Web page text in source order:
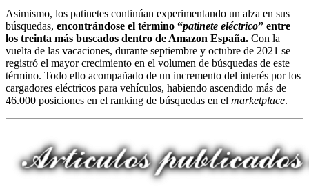
Asimismo, los patinetes continúan experimentando un alza en sus
búsquedas, encontrándose el término “patinete eléctrico” entre
los treinta más buscados dentro de Amazon España. Con la
vuelta de las vacaciones, durante septiembre y octubre de 2021 se
registró el mayor crecimiento en el volumen de búsquedas de este
término. Todo ello acompañado de un incremento del interés por los
cargadores eléctricos para vehículos, habiendo ascendido más de
46.000 posiciones en el ranking de búsquedas en el marketplace.